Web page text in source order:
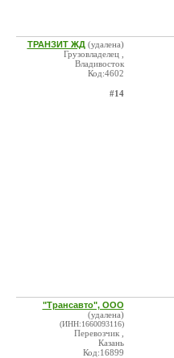
ТРАНЗИТ ЖД (удалена)
Грузовладелец ,
Владивосток
Код:4602
#14
"Трансавто", ООО
(удалена)
(ИНН:1660093116)
Перевозчик ,
Казань
Код:16899